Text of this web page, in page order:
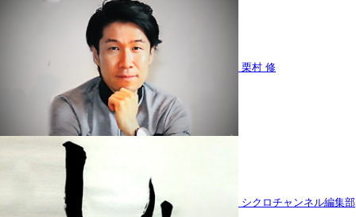
栗村 修
シクロチャンネル編集部